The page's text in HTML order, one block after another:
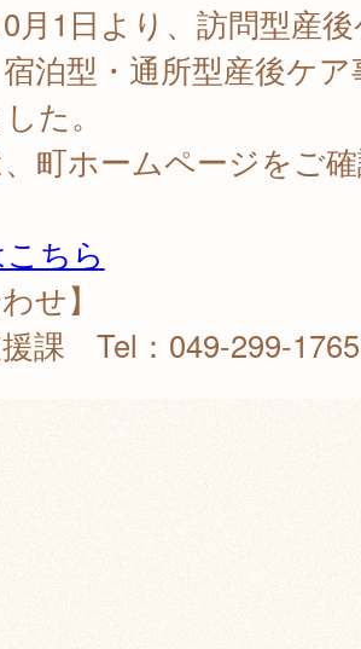
月1日より、訪問型産
泊型・通所型産後ケ
た。
町ホームページをご
ちら
せ】
課 Tel：049-299-1765